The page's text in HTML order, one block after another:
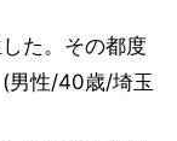
た。その都度
男性/40歳/埼玉